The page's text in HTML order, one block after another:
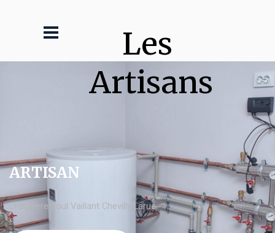
Les
Artisans
ARTISAN
chaudière fioul Vaillant Chevilly Larue